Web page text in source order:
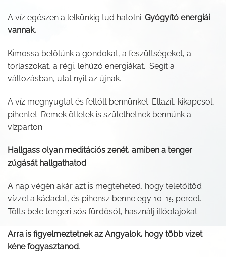
A víz egészen a lelkünkig tud hatolni. Gyógyító energiái
vannak.
Kimossa belőlünk a gondokat, a feszültségeket, a
torlaszokat, a régi, lehúzó energiákat. Segít a
változásban, utat nyit az újnak.
A víz megnyugtat és feltölt bennünket. Ellazít, kikapcsol,
pihentet. Remek ötletek is születhetnek bennünk a
vízparton.
Hallgass olyan meditációs zenét, amiben a tenger
zúgását hallgathatod.
A nap végén akár azt is megteheted, hogy teletöltőd
vízzel a kádadat, és pihensz benne egy 10-15 percet.
Tölts bele tengeri sós fürdősót, használj illóolajokat.
Arra is figyelmeztetnek az Angyalok, hogy több vizet
kéne fogyasztanod.